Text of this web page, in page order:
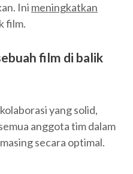
Ini meningkatkan
film.
film di balik
yang solid,
anggota tim dalam
secara optimal.